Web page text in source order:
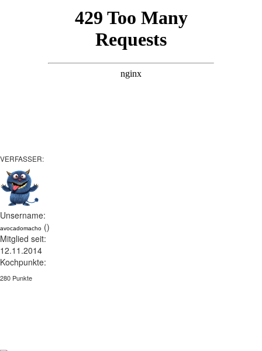
VERFASSER:
Unsername:
avocadomacho ()
Mitglied seit:
12.11.2014
Kochpunkte:
280 Punkte